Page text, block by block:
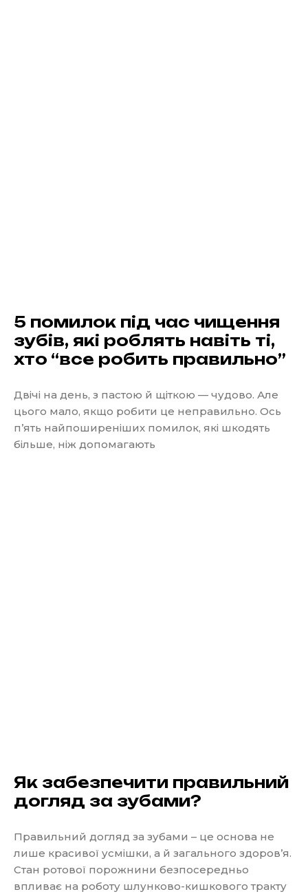
5 помилок під час чищення
зубів, які роблять навіть ті,
хто “все робить правильно”
Двічі на день, з пастою й щіткою — чудово. Але
цього мало, якщо робити це неправильно. Ось
п’ять найпоширеніших помилок, які шкодять
більше, ніж допомагають
Як забезпечити правильний
догляд за зубами?
Правильний догляд за зубами – це основа не
лише красивої усмішки, а й загального здоров’я.
Стан ротової порожнини безпосередньо
впливає на роботу шлунково-кишкового тракту